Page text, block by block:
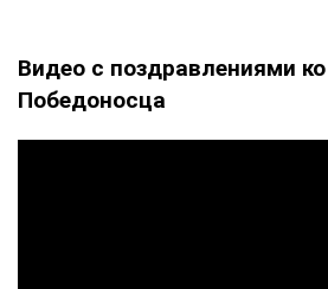
Видео с поздравлениями
Победоносца